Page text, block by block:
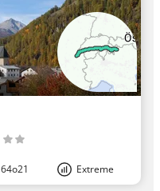
64o21 Extreme